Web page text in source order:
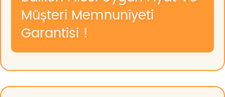
Müşteri Memnuniyeti
Garantisi !